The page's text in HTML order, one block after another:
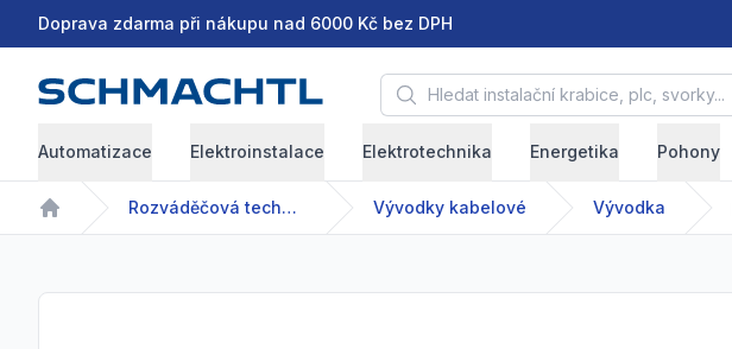
Doprava zdarma při nákupu nad 6000 Kč bez DPH
Hledat instalační krabice, plc, svorky...
Automatizace Elektroinstalace Elektrotechnika Energetika Pohony
Home
Rozváděčová technika Vývodky kabelové Vývodka